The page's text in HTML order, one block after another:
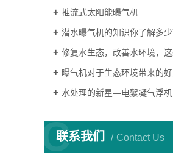
推流式太阳能曝气机
潜水曝气机的知识你了解多少
修复水生态，改善水环境，这些
曝气机对于生态环境带来的好处和其
水处理的新星—电絮凝气浮机
联系我们 Contact Us
C